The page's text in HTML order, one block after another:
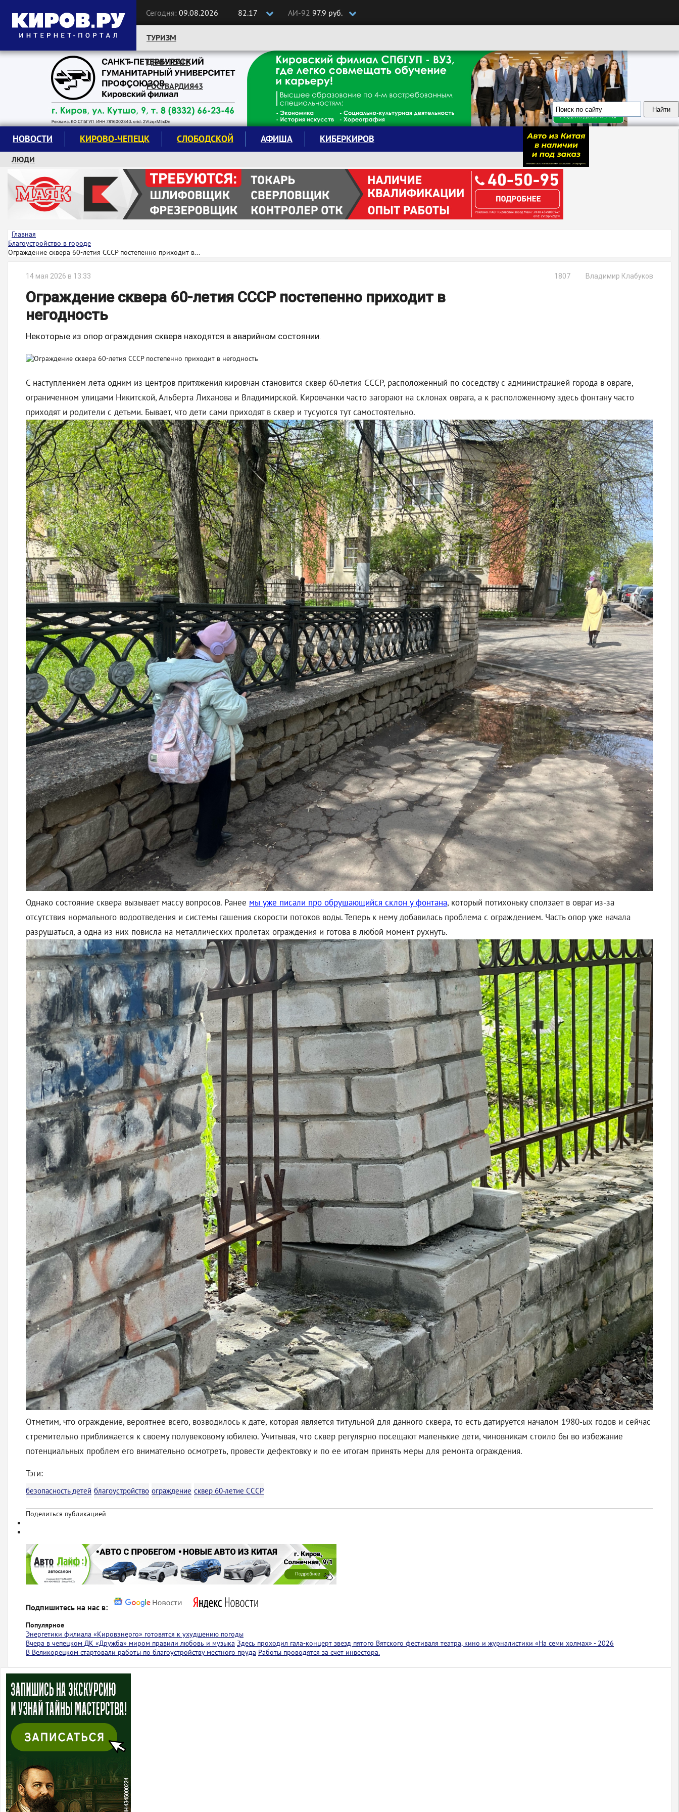
Сегодня: 09.08.2026 82.17 АИ-92 97.9 руб.
Следите за новостями:
ТУРИЗМ
ДРАМТЕАТР
РОСГВАРДИЯ43
НОВОСТИ КИРОВО-ЧЕПЕЦК СЛОБОДСКОЙ АФИША КИБЕРКИРОВ
ЛЮДИ
КРУЖКИ И СЕКЦИИ
ЗАВОДУ "МАЯК" 85 ЛЕТ
ЭКОЛОГИЯ
Главная
Благоустройство в городе
Ограждение сквера 60-летия СССР постепенно приходит в...
14 мая 2026 в 13:33 Владимир Клабуков
1807
Ограждение сквера 60-летия СССР постепенно приходит в
негодность
Некоторые из опор ограждения сквера находятся в аварийном состоянии.
С наступлением лета одним из центров притяжения кировчан становится сквер 60-летия СССР, расположенный по соседству с администрацией города в овраге,
ограниченном улицами Никитской, Альберта Лиханова и Владимирской. Кировчанки часто загорают на склонах оврага, а к расположенному здесь фонтану часто
приходят и родители с детьми. Бывает, что дети сами приходят в сквер и тусуются тут самостоятельно.
Однако состояние сквера вызывает массу вопросов. Ранее мы уже писали про обрушающийся склон у фонтана, который потихоньку сползает в овраг из-за
отсутствия нормального водоотведения и системы гашения скорости потоков воды. Теперь к нему добавилась проблема с ограждением. Часть опор уже начала
разрушаться, а одна из них повисла на металлических пролетах ограждения и готова в любой момент рухнуть.
Отметим, что ограждение, вероятнее всего, возводилось к дате, которая является титульной для данного сквера, то есть датируется началом 1980-ых годов и сейчас
стремительно приближается к своему полувековому юбилею. Учитывая, что сквер регулярно посещают маленькие дети, чиновникам стоило бы во избежание
потенциальных проблем его внимательно осмотреть, провести дефектовку и по ее итогам принять меры для ремонта ограждения.
Тэги:
безопасность детей благоустройство ограждение сквер 60-летие СССР
Поделиться публикацией
Подпишитесь на нас в:
Популярное
Энергетики филиала «Кировэнерго» готовятся к ухудшению погоды
Вчера в чепецком ДК «Дружба» миром правили любовь и музыка Здесь проходил гала-концерт звезд пятого Вятского фестиваля театра, кино и журналистики «На семи холмах» - 2026
В Великорецком стартовали работы по благоустройству местного пруда Работы проводятся за счет инвестора.